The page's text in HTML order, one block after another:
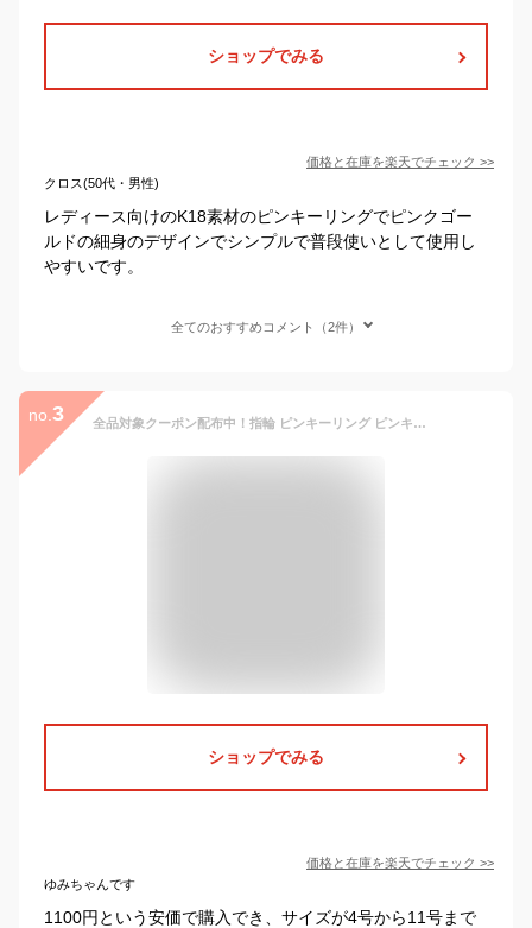
ショップでみる
価格と在庫を楽天でチェック >>
クロス(50代・男性)
レディース向けのK18素材のピンキーリングでピンクゴー
ルドの細身のデザインでシンプルで普段使いとして使用し
やすいです。
全てのおすすめコメント（2件）
no. 3 全品対象クーポン配布中！指輪 ピンキーリング ピンキー リング アラベスク 4号 5号 10号 11号 唐草 唐草模様 ゴールド シルバー ピンクゴールド 大人 レディース 誕生日 かわいい おしゃれ 細身 華奢 Luxury's シンプル プレゼント ギフト
ショップでみる
価格と在庫を楽天でチェック >>
ゆみちゃんです
1100円という安価で購入でき、サイズが4号から11号まで